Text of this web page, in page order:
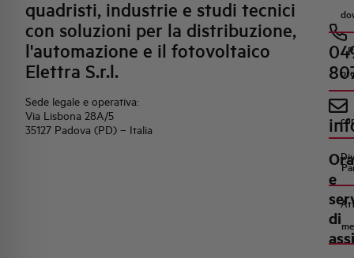
quadristi, industrie e studi tecnici
con soluzioni per la distribuzione,
l'automazione e il fotovoltaico
Elettra S.r.l.
Sede legale e operativa:
Via Lisbona 28A/5
35127 Padova (PD) – Italia
e
di